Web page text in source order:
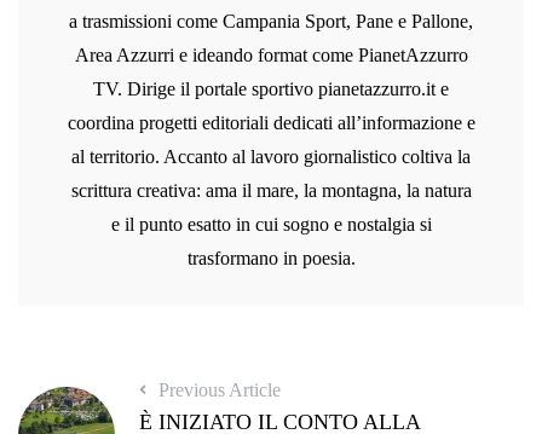
a trasmissioni come Campania Sport, Pane e Pallone,
Area Azzurri e ideando format come PianetAzzurro
TV. Dirige il portale sportivo pianetazzurro.it e
coordina progetti editoriali dedicati all’informazione e
al territorio. Accanto al lavoro giornalistico coltiva la
scrittura creativa: ama il mare, la montagna, la natura
e il punto esatto in cui sogno e nostalgia si
trasformano in poesia.
Previous Article
È INIZIATO IL CONTO ALLA